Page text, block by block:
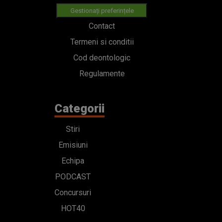
Gestionați preferințele
Contact
Termeni si conditii
Cod deontologic
Regulamente
Categorii
Stiri
Emisiuni
Echipa
PODCAST
Concursuri
HOT40